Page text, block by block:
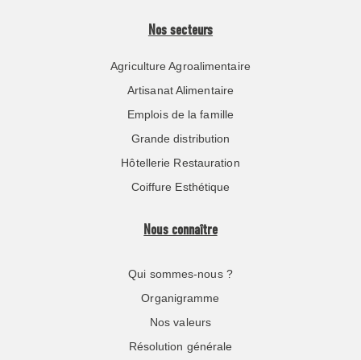
Nos secteurs
Agriculture Agroalimentaire
Artisanat Alimentaire
Emplois de la famille
Grande distribution
Hôtellerie Restauration
Coiffure Esthétique
Nous connaître
Qui sommes-nous ?
Organigramme
Nos valeurs
Résolution générale